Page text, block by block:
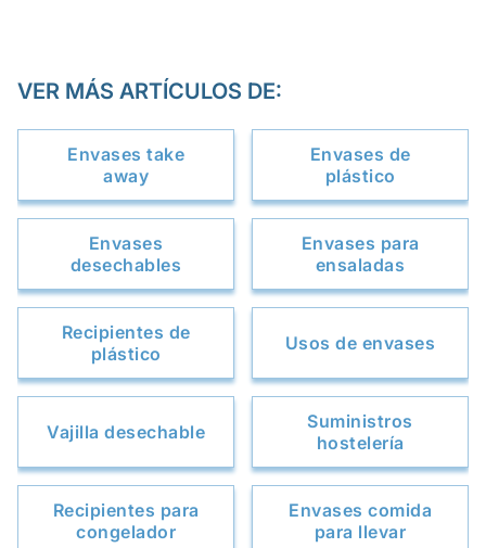
VER MÁS ARTÍCULOS DE:
Envases take
away
Envases de
plástico
Envases
desechables
Envases para
ensaladas
Recipientes de
plástico
Usos de envases
Vajilla desechable
Suministros
hostelería
Recipientes para
congelador
Envases comida
para llevar